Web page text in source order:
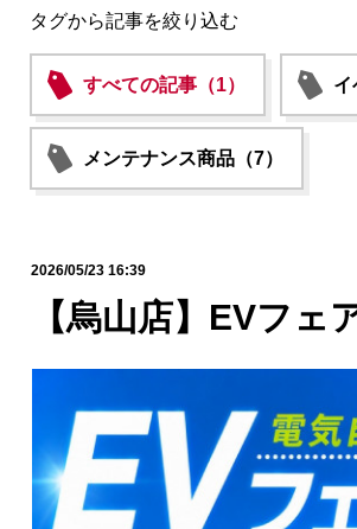
タグから記事を絞り込む
すべての記事（1） イ
メンテナンス商品（7）
2026/05/23 16:39
【烏山店】EVフェ